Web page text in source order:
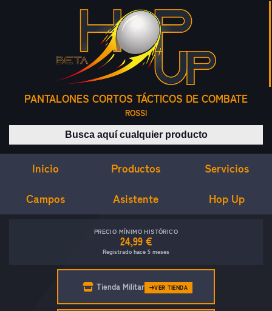
PANTALONES CORTOS TÁCTICOS DE COMBATE
ROSSI
Buscar productos
Inicio Productos Servicios
Campos Asistente Hop Up
PRECIO MÍNIMO HISTÓRICO
24,99 €
Registrado hace 5 meses
Tienda Militar VER TIENDA